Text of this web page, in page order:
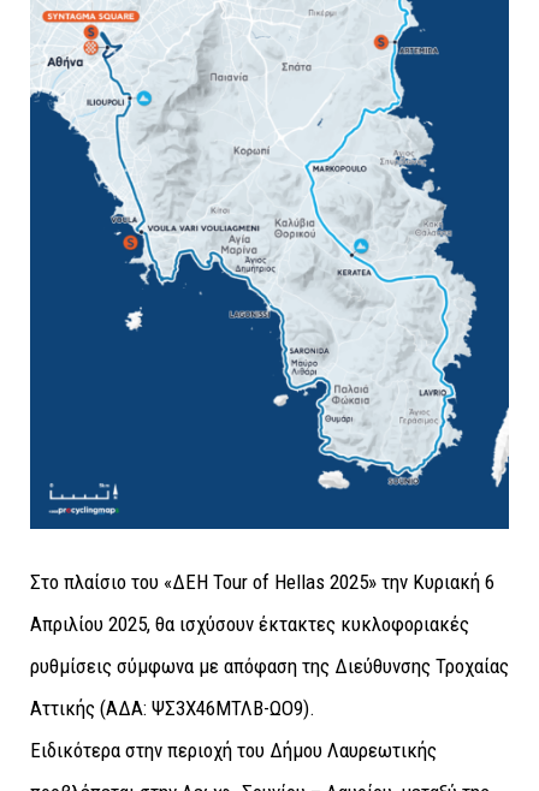
Στο πλαίσιο του «ΔΕΗ Tour of Hellas 2025» την Κυριακή 6
Απριλίου 2025, θα ισχύσουν έκτακτες κυκλοφοριακές
ρυθμίσεις σύμφωνα με απόφαση της Διεύθυνσης Τροχαίας
Αττικής (ΑΔΑ: ΨΣ3Χ46ΜΤΛΒ-ΩΟ9).
Ειδικότερα στην περιοχή του Δήμου Λαυρεωτικής